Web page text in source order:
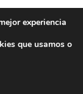
experiencia
que usamos o